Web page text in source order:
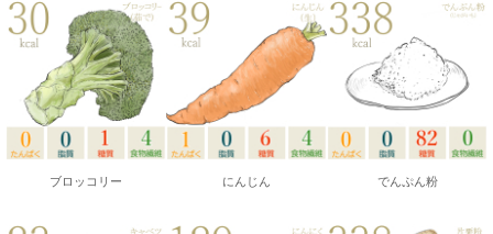
ブロッコリー にんじん でんぷん粉